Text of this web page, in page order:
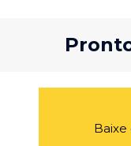
Baixe